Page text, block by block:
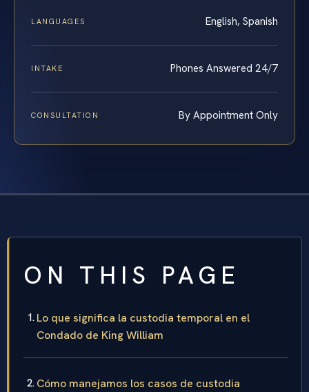
LANGUAGES English, Spanish
INTAKE Phones Answered 24/7
CONSULTATION By Appointment Only
ON THIS PAGE
Lo que significa la custodia temporal en el
Condado de King William
Cómo manejamos los casos de custodia